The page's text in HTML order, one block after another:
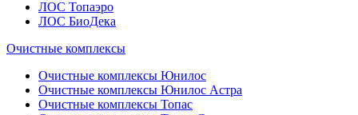
ЛОС Топаэро
ЛОС БиоДека
Очистные комплексы
Очистные комплексы Юнилос
Очистные комплексы Юнилос Астра
Очистные комплексы Топас